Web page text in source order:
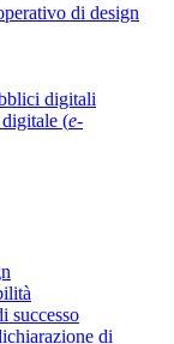
di design
digitali
(e-
successo
di